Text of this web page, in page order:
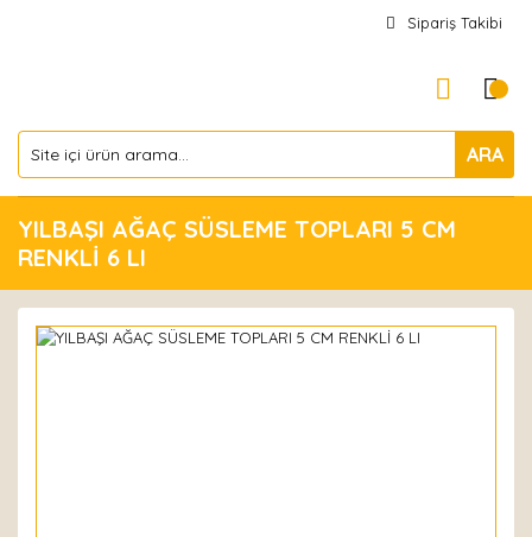
Sipariş Takibi
ARA
YILBAŞI AĞAÇ SÜSLEME TOPLARI 5 CM
RENKLİ 6 LI